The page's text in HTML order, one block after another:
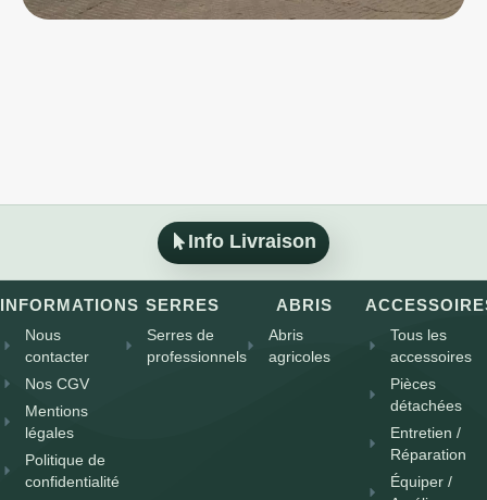
Info Livraison
INFORMATIONS
Nous
contacter
Nos CGV
Mentions
légales
Politique de
confidentialité
SERRES
Serres de
professionnels
ABRIS
Abris
agricoles
Tous les
accessoires
Pièces
détachées
Entretien /
Réparation
Équiper /